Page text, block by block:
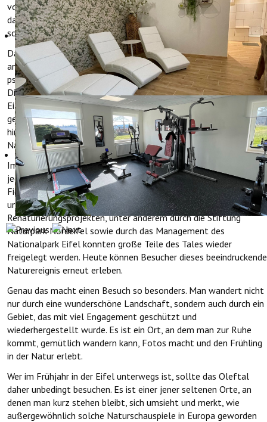
von Narzissen bedeckt sind. Besonders an sonnigen Tagen, wenn
das Licht über die Blüten fällt und das ganze Tal zu leuchten
scheint, wird schnell klar, warum dieses Gebiet so bekannt ist.
Das Besondere an diesem Ort ist, dass die Narzissen hier nicht
angepflanzt wurden. Es handelt sich um die wilde Art Narcissus
pseudonarcissus, die hier seit Jahrhunderten natürlich wächst.
Diese Blumen gehören zum traditionellen Landschaftsbild der
Eifel. Da die Talwiesen früher als Heuwiesen genutzt und kaum
gedüngt wurden, konnten sich die Narzissen über lange Zeit
hinweg ausbreiten. So entstand eine der größten natürlichen
Narzissenlandschaften Europas.
Im 20. Jahrhundert drohte dieses einzigartige Landschaftsbild
jedoch fast zu verschwinden. Viele Wiesen wurden damals mit
Fichten aufgeforstet, wodurch die Blumen immer weniger Licht
und Platz hatten. Dank Naturschutzmaßnahmen und
Renaturierungsprojekten, unter anderem durch die Stiftung
Naturpark Nordeifel sowie durch das Management des
Nationalpark Eifel konnten große Teile des Tales wieder
freigelegt werden. Heute können Besucher dieses beeindruckende
Naturereignis erneut erleben.
Genau das macht einen Besuch so besonders. Man wandert nicht
nur durch eine wunderschöne Landschaft, sondern auch durch ein
Gebiet, das mit viel Engagement geschützt und
wiederhergestellt wurde. Es ist ein Ort, an dem man zur Ruhe
kommt, gemütlich wandern kann, Fotos macht und den Frühling
in der Natur erlebt.
Wer im Frühjahr in der Eifel unterwegs ist, sollte das Oleftal
daher unbedingt besuchen. Es ist einer jener seltenen Orte, an
denen man kurz stehen bleibt, sich umsieht und merkt, wie
außergewöhnlich solche Naturschauspiele in Europa geworden